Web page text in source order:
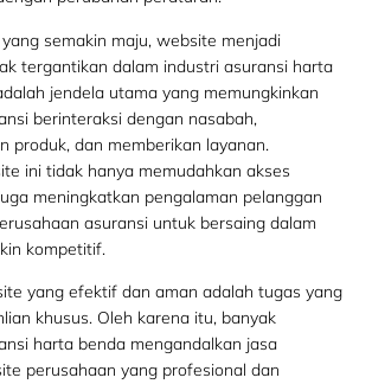
semakin maju, website menjadi
tergantikan dalam industri asuransi harta
jendela utama yang memungkinkan
berinteraksi dengan nasabah,
produk, dan memberikan layanan.
ini tidak hanya memudahkan akses
meningkatkan pengalaman pelanggan
asuransi untuk bersaing dalam
kompetitif.
yang efektif dan aman adalah tugas yang
khusus. Oleh karena itu, banyak
harta benda mengandalkan jasa
perusahaan yang profesional dan